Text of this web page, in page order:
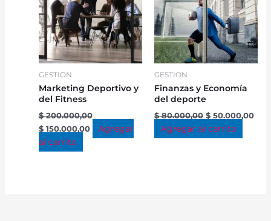
GESTION
Marketing Deportivo y
del Fitness
$200.000,00
$150.000,00
Agregar
al carrito
GESTION
Finanzas y Economía
del deporte
$80.000,00 $ 50.000,00
Agregar al carrito